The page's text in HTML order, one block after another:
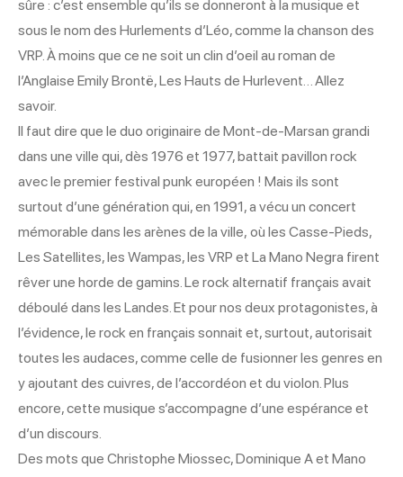
sûre : c’est ensemble qu’ils se donneront à la musique et
sous le nom des Hurlements d’Léo, comme la chanson des
VRP. À moins que ce ne soit un clin d’oeil au roman de
l’Anglaise Emily Brontë, Les Hauts de Hurlevent… Allez
savoir.
Il faut dire que le duo originaire de Mont-de-Marsan grandi
dans une ville qui, dès 1976 et 1977, battait pavillon rock
avec le premier festival punk européen ! Mais ils sont
surtout d’une génération qui, en 1991, a vécu un concert
mémorable dans les arènes de la ville, où les Casse-Pieds,
Les Satellites, les Wampas, les VRP et La Mano Negra firent
rêver une horde de gamins. Le rock alternatif français avait
déboulé dans les Landes. Et pour nos deux protagonistes, à
l’évidence, le rock en français sonnait et, surtout, autorisait
toutes les audaces, comme celle de fusionner les genres en
y ajoutant des cuivres, de l’accordéon et du violon. Plus
encore, cette musique s’accompagne d’une espérance et
d’un discours.
Des mots que Christophe Miossec, Dominique A et Mano